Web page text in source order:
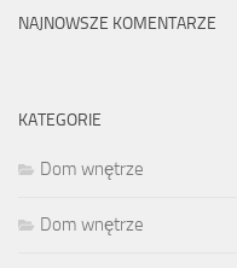
NAJNOWSZE KOMENTARZE
KATEGORIE
Dom wnętrze
Dom wnętrze